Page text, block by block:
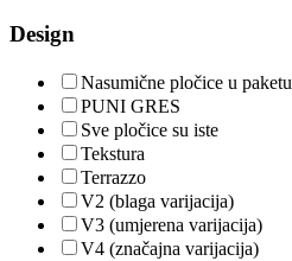
Design
Nasumične pločice u paketu
PUNI GRES
Sve pločice su iste
Tekstura
Terrazzo
V2 (blaga varijacija)
V3 (umjerena varijacija)
V4 (značajna varijacija)